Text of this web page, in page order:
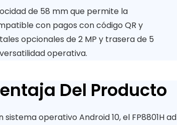
de 58 mm que permite la
con pagos con código QR y
opcionales de 2 MP y trasera de 5
operativa.
Del Producto
sistema operativo Android 10, el FP8801H